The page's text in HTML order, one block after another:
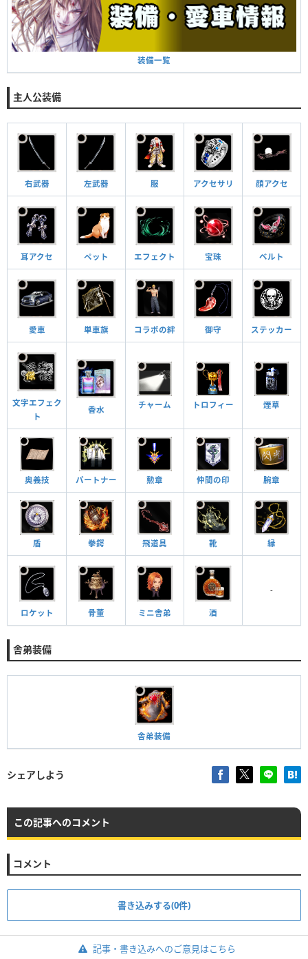
装備一覧
主人公装備
右武器 左武器 服 アクセサリ 顔アクセ
耳アクセ ペット エフェクト 宝珠 ベルト
愛車 単車旗 コラボの絆 御守 ステッカー
文字エフェク
ト
香水 チャーム トロフィー 煙草
奥義技 パートナー 勲章 仲間の印 腕章
盾 拳鍔 飛道具 靴 縁
ロケット 骨董 ミニ舎弟 酒
-
舎弟装備
舎弟装備
シェアしよう
この記事へのコメント
コメント
書き込みする(0件)
記事・書き込みへのご意見はこちら